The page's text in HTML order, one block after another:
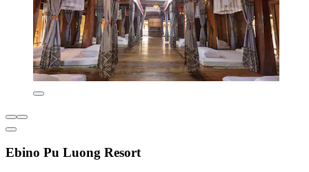
Ebino Pu Luong Resort